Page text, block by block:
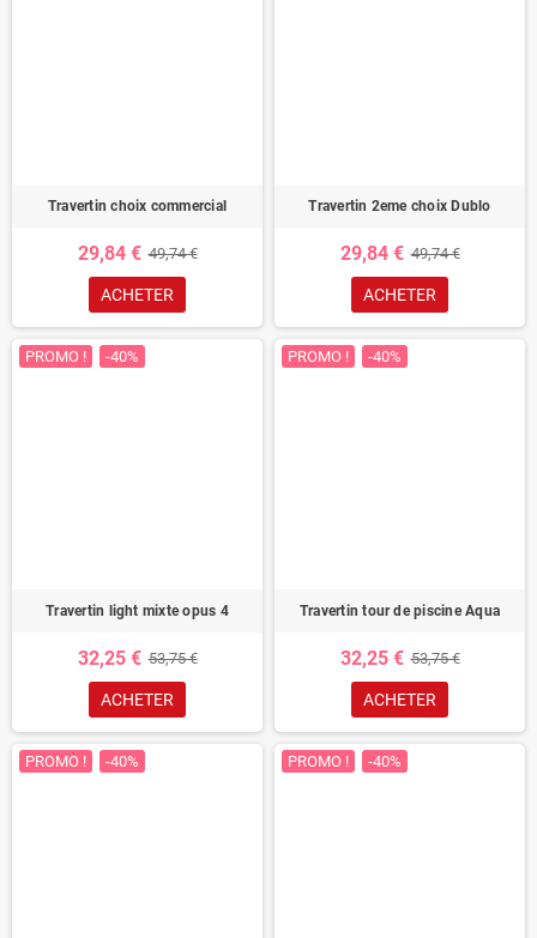
Travertin choix commercial
29,84 € 49,74 €
ACHETER
Travertin 2eme choix Dublo
29,84 € 49,74 €
ACHETER
PROMO ! -40%
Travertin light mixte opus 4
32,25 € 53,75 €
ACHETER
PROMO ! -40%
Travertin tour de piscine Aqua
32,25 € 53,75 €
ACHETER
PROMO ! -40% PROMO ! -40%